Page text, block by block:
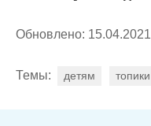
Обновлено: 15.04.2021
Темы: детям топики